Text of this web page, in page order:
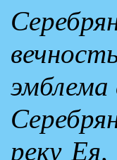
эмблема
реку